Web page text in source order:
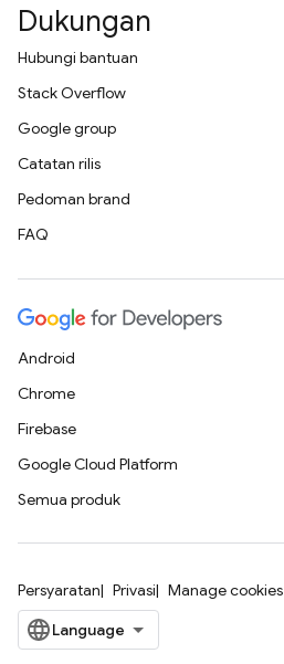
Dukungan
Hubungi bantuan
Stack Overflow
Google group
Catatan rilis
Pedoman brand
FAQ
Android
Chrome
Firebase
Google Cloud Platform
Semua produk
Persyaratan Privasi Manage cookies